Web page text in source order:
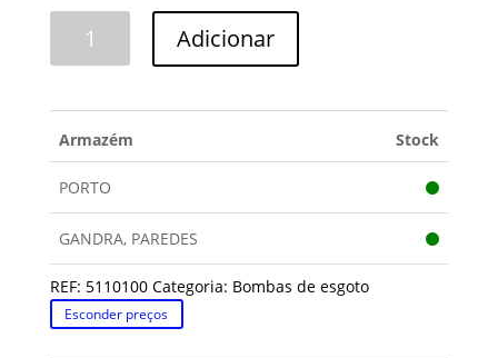
ENCAIXES
Adicionar
Armazém Stock
PORTO
GANDRA, PAREDES
REF: 5110100 Categoria: Bombas de esgoto
Esconder preços